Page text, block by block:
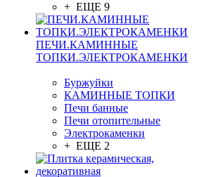
+ ЕЩЕ 9
ПЕЧИ.КАМИННЫЕ
ТОПКИ.ЭЛЕКТРОКАМЕНКИ
Буржуйки
КАМИННЫЕ ТОПКИ
Печи банные
Печи отопительные
Электрокаменки
+ ЕЩЕ 2